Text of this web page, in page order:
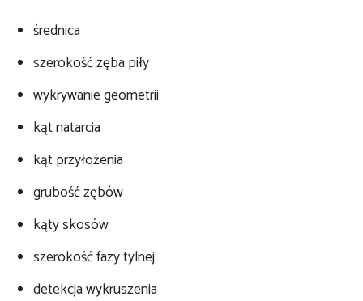
średnica
szerokość zęba piły
wykrywanie geometrii
kąt natarcia
kąt przyłożenia
grubość zębów
kąty skosów
szerokość fazy tylnej
detekcja wykruszenia